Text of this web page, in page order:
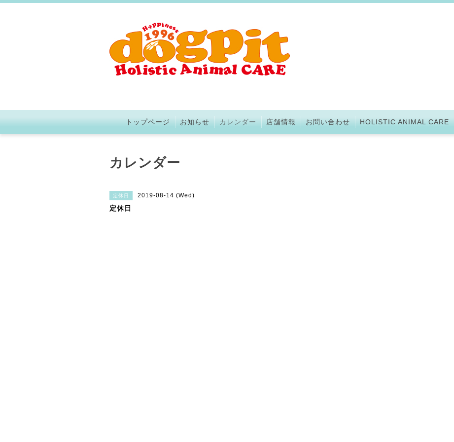
トップページ お知らせ カレンダー 店舗情報 お問い合わせ HOLISTIC ANIMAL CARE
カレンダー
定休日 2019-08-14 (Wed)
定休日